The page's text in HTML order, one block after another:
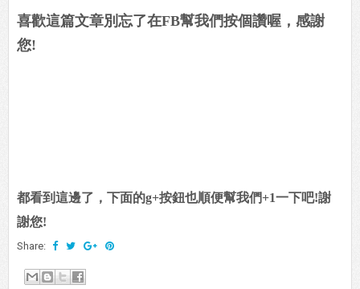
喜歡這篇文章別忘了在FB幫我們按個讚喔，感謝
您!
都看到這邊了，下面的g+按鈕也順便幫我們+1一下吧!謝
謝您!
Share: